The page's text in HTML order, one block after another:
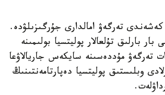
تەرگەۋ امالدارى جۇرگىزىلۋدە.
بارلىق تۇلعالار پوليتسيا بولىمىنە
تەرگەۋ مۇددەسىنە سايكەس جاريالاۋعا
وبلىستىق پوليتسيا دەپارتامەنتىنىڭ